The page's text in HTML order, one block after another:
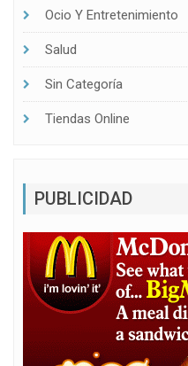
Ocio Y Entretenimiento
Salud
Sin Categoría
Tiendas Online
PUBLICIDAD